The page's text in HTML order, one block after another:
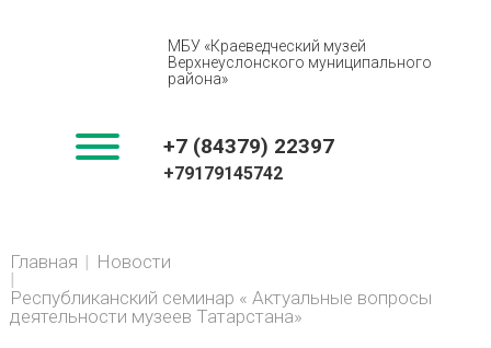
МБУ «Краеведческий музей
Верхнеуслонского муниципального
района»
+7 (84379) 22397
+79179145742
BREADCRUMBS
You
are
here:
Главная
Новости
Республиканский семинар « Актуальные вопросы
деятельности музеев Татарстана»